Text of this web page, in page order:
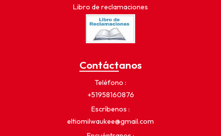
Libro de reclamaciones
Contáctanos
Teléfono
+51958160876
Escríbenos
eltiomilwaukee@gmail.com